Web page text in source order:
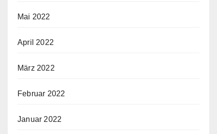
Mai 2022
April 2022
März 2022
Februar 2022
Januar 2022